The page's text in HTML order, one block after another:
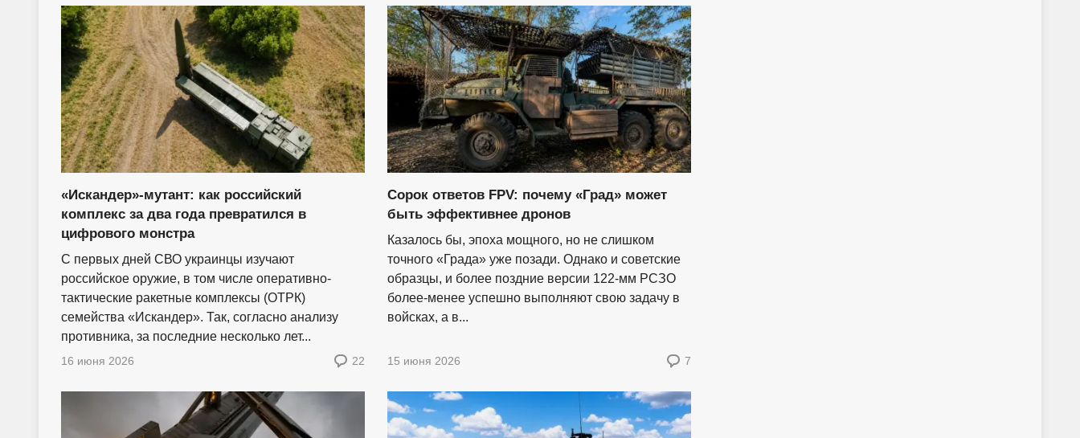
«Искандер»-мутант: как российский
комплекс за два года превратился в
цифрового монстра
С первых дней СВО украинцы изучают
российское оружие, в том числе оперативно-
тактические ракетные комплексы (ОТРК)
семейства «Искандер». Так, согласно анализу
противника, за последние несколько лет...
16 июня 2026 22
Сорок ответов FPV: почему «Град» может
быть эффективнее дронов
Казалось бы, эпоха мощного, но не слишком
точного «Града» уже позади. Однако и советские
образцы, и более поздние версии 122-мм РСЗО
более-менее успешно выполняют свою задачу в
войсках, а в...
15 июня 2026 7